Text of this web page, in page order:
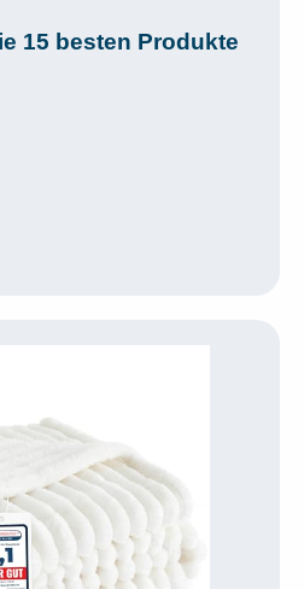
15 besten Produkte